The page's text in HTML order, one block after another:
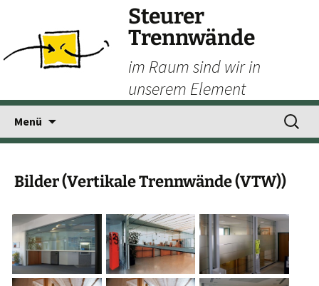
Steurer
Trennwände
im Raum sind wir in
unserem Element
Menü
springen
Suchen
nach:
Bilder (Vertikale Trennwände (VTW))